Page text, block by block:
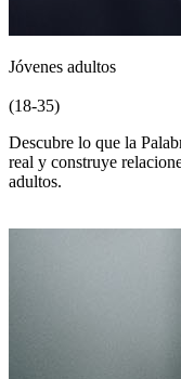
Jóvenes adultos
(18-35)
Descubre lo que la
real y construye
adultos.